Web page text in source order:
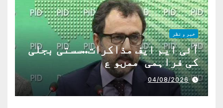
خبر و نظر
آئی ایم ایف مذاکرات..سستی بجلی
کی فراہمی ممںو ع
04/08/2026